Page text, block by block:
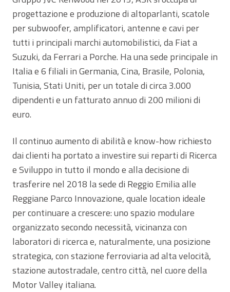
progettazione e produzione di altoparlanti, scatole
per subwoofer, amplificatori, antenne e cavi per
tutti i principali marchi automobilistici, da Fiat a
Suzuki, da Ferrari a Porche. Ha una sede principale in
Italia e 6 filiali in Germania, Cina, Brasile, Polonia,
Tunisia, Stati Uniti, per un totale di circa 3.000
dipendenti e un fatturato annuo di 200 milioni di
euro.
Il continuo aumento di abilità e know-how richiesto
dai clienti ha portato a investire sui reparti di Ricerca
e Sviluppo in tutto il mondo e alla decisione di
trasferire nel 2018 la sede di Reggio Emilia alle
Reggiane Parco Innovazione, quale location ideale
per continuare a crescere: uno spazio modulare
organizzato secondo necessità, vicinanza con
laboratori di ricerca e, naturalmente, una posizione
strategica, con stazione ferroviaria ad alta velocità,
stazione autostradale, centro città, nel cuore della
Motor Valley italiana.